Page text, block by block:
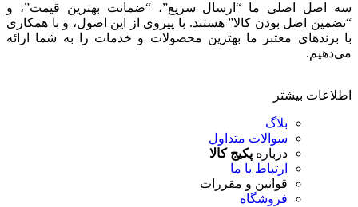
سه اصل اصلی ما “ارسال سریع”، “ضمانت بهترین قیمت”، و
“تضمین اصل بودن کالا” هستند. با پیروی از این اصول، و با همکاری
با برندهای معتبر ما بهترین محصولات و خدمات را به شما ارائه
می‌دهیم.
اطلاعات بیشتر
بلاگ
سوالات متداول
درباره پکیج کالا
ارتباط با ما
قوانین و مقررات
فروشگاه